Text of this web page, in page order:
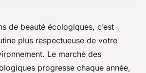
de beauté écologiques, c’est
plus respectueuse de votre
Le marché des
progresse chaque année,